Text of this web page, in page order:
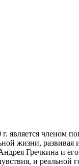
является членом
жизни,
Гречкина и
и